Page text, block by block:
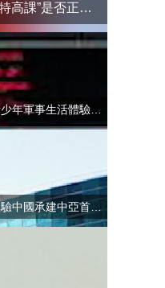
【通講壇】歷史陰影重現？日本“特高課”是否正在借殼還魂